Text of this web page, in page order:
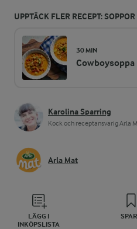
UPPTÄCK FLER RECEPT: SOPPOR
30 MIN
Cowboysoppa
Karolina Sparring
Kock och receptansvarig Arla
Arla Mat
LÄGG I
INKÖPSLISTA